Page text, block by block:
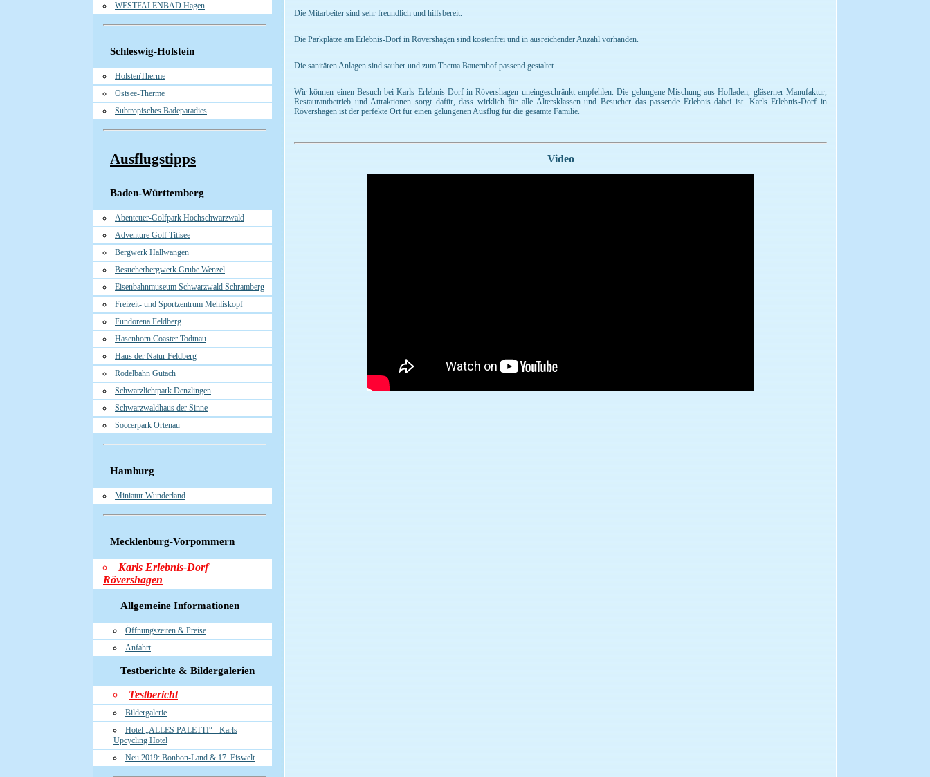
WESTFALENBAD Hagen
Schleswig-Holstein
HolstenTherme
Ostsee-Therme
Subtropisches Badeparadies
Ausflugstipps
Baden-Württemberg
Abenteuer-Golfpark Hochschwarzwald
Adventure Golf Titisee
Bergwerk Hallwangen
Besucherbergwerk Grube Wenzel
Eisenbahnmuseum Schwarzwald Schramberg
Freizeit- und Sportzentrum Mehliskopf
Fundorena Feldberg
Hasenhorn Coaster Todtnau
Haus der Natur Feldberg
Rodelbahn Gutach
Schwarzlichtpark Denzlingen
Schwarzwaldhaus der Sinne
Soccerpark Ortenau
Hamburg
Miniatur Wunderland
Mecklenburg-Vorpommern
Karls Erlebnis-Dorf
Rövershagen
Allgemeine Informationen
Öffnungszeiten & Preise
Anfahrt
Testberichte & Bildergalerien
Testbericht
Bildergalerie
Hotel „ALLES PALETTI“ - Karls
Upcycling Hotel
Neu 2019: Bonbon-Land & 17. Eiswelt
Die Mitarbeiter sind sehr freundlich und hilfsbereit.
Die Parkplätze am Erlebnis-Dorf in Rövershagen sind kostenfrei und in ausreichender Anzahl vorhanden.
Die sanitären Anlagen sind sauber und zum Thema Bauernhof passend gestaltet.
Wir können einen Besuch bei Karls Erlebnis-Dorf in Rövershagen uneingeschränkt empfehlen. Die gelungene Mischung aus Hofladen, gläserner Manufaktur,
Restaurantbetrieb und Attraktionen sorgt dafür, dass wirklich für alle Altersklassen und Besucher das passende Erlebnis dabei ist. Karls Erlebnis-Dorf in
Rövershagen ist der perfekte Ort für einen gelungenen Ausflug für die gesamte Familie.
Video